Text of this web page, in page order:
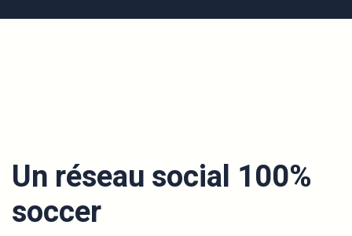
Un réseau social 100%
soccer